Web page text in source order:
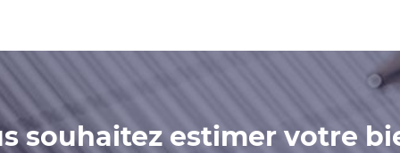
souhaitez estimer votre